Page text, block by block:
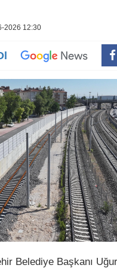
2026 12:30
Belediye Başkanı